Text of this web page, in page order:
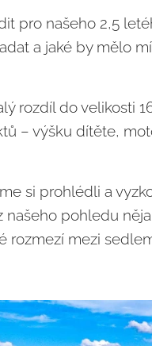
pro našeho 2,5
a jaké by mělo
rozdíl do velikosti
– výšku dítěte,
si prohlédli a
pohledu
rozmezí mezi